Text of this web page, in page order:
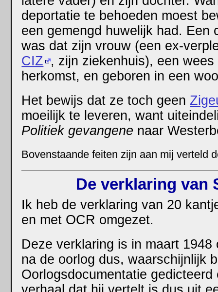
deportatie te behoeden moest
een gemengd huwelijk had. Een
was dat zijn vrouw (een ex-
CIZ , zijn ziekenhuis), een
herkomst, en geboren in een
Het bewijs dat ze toch geen
moeilijk te leveren, want
Politiek gevangene naar
Bovenstaande feiten zijn aan mij verteld
De verklaring van
Ik heb de verklaring van 20
en met OCR omgezet.
Deze verklaring is in maart
na de oorlog dus, waarschijnlijk
Oorlogsdocumentatie